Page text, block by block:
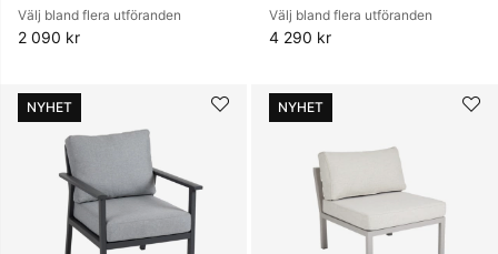
Välj bland flera utföranden
2 090 kr
Välj bland flera utföranden
4 290 kr
NYHET NYHET